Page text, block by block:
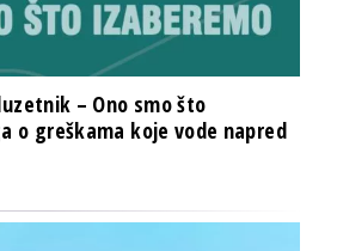
– Ono smo što
o greškama koje vode napred